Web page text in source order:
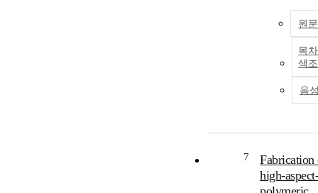
원
목
색
음
7
Fabrication
high-